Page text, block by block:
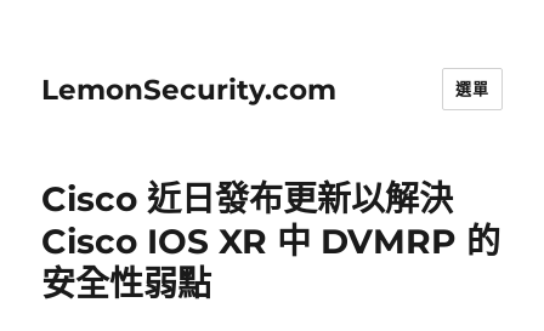
LemonSecurity.com 選單
Cisco 近日發布更新以解決
Cisco IOS XR 中 DVMRP 的
安全性弱點